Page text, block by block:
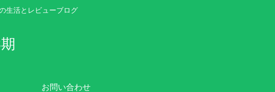
生活とレビューブログ
お問い合わせ